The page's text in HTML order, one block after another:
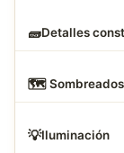
🧱Detalles
🗺
💡Iluminación